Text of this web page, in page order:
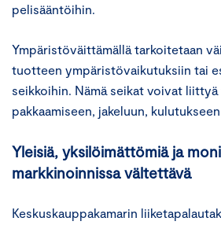
pelisääntöihin.
Ympäristöväittämällä tarkoitetaan
tuotteen ympäristövaikutuksiin tai
seikkoihin. Nämä seikat voivat
pakkaamiseen, jakeluun,
Yleisiä, yksilöimättömiä ja
markkinoinnissa vältettävä
Keskuskauppakamarin